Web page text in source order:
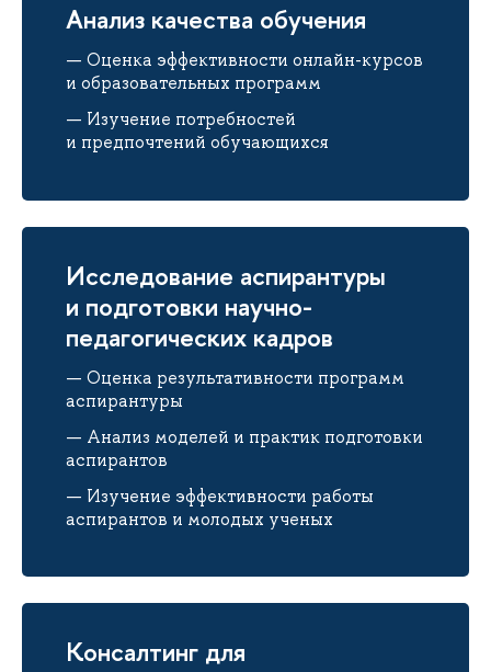
Анализ качества обучения
Оценка эффективности онлайн-курсов
и образовательных программ
Изучение потребностей
и предпочтений обучающихся
Исследование аспирантуры
и подготовки научно-
педагогических кадров
Оценка результативности программ
аспирантуры
Анализ моделей и практик подготовки
аспирантов
Изучение эффективности работы
аспирантов и молодых ученых
Консалтинг для